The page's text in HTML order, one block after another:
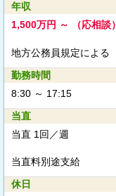
年収
1,500万円 ～ （応相談）
地方公務員規定による
勤務時間
8:30 ～ 17:15
当直
当直 1回／週
当直料別途支給
休日